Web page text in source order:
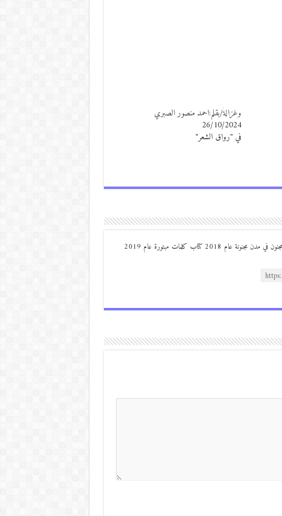
وغزالةٌ/بقلم:احمد منصور الصبري
26/10/2024
في "رواق الشعر"
من مواليد ديرعلا ( الصوالحة) صدر له : كتاب مذكرات مجنون في مدن مجنونة عام 2018 كتاب كلمات مبتورة عام 2019